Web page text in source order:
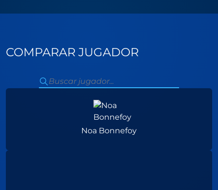
COMPARAR JUGADOR
Noa Bonnefoy